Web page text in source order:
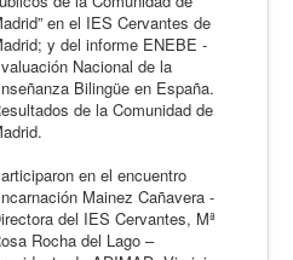
en el IES Cervantes de
y del informe ENEBE -
Nacional de la
Bilingüe en España.
de la Comunidad de
en el encuentro
Mainez Cañavera -
del IES Cervantes, Mª
Rocha del Lago –